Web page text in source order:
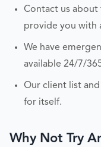
Contact us about
provide you with
We have
available 24/7/
Our client list
for itself.
Why Not Try